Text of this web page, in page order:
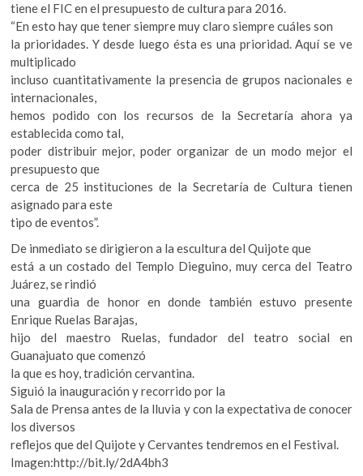
tiene el FIC en el presupuesto de cultura para 2016.
“En esto hay que tener siempre muy claro siempre cuáles son
la prioridades. Y desde luego ésta es una prioridad. Aquí se ve
multiplicado
incluso cuantitativamente la presencia de grupos nacionales e
internacionales,
hemos podido con los recursos de la Secretaría ahora ya
establecida como tal,
poder distribuir mejor, poder organizar de un modo mejor el
presupuesto que
cerca de 25 instituciones de la Secretaría de Cultura tienen
asignado para este
tipo de eventos”.
De inmediato se dirigieron a la escultura del Quijote que
está a un costado del Templo Dieguino, muy cerca del Teatro
Juárez, se rindió
una guardia de honor en donde también estuvo presente
Enrique Ruelas Barajas,
hijo del maestro Ruelas, fundador del teatro social en
Guanajuato que comenzó
la que es hoy, tradición cervantina.
Siguió la inauguración y recorrido por la
Sala de Prensa antes de la lluvia y con la expectativa de conocer
los diversos
reflejos que del Quijote y Cervantes tendremos en el Festival.
Imagen:http://bit.ly/2dA4bh3